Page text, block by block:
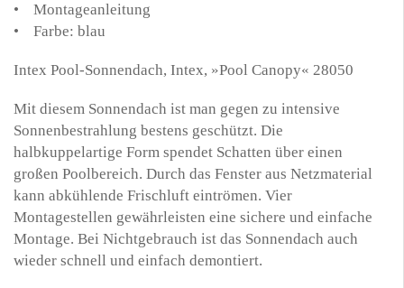
• Montageanleitung
• Farbe: blau
Intex Pool-Sonnendach, Intex, »Pool Canopy« 28050
Mit diesem Sonnendach ist man gegen zu intensive
Sonnenbestrahlung bestens geschützt. Die
halbkuppelartige Form spendet Schatten über einen
großen Poolbereich. Durch das Fenster aus Netzmaterial
kann abkühlende Frischluft eintrömen. Vier
Montagestellen gewährleisten eine sichere und einfache
Montage. Bei Nichtgebrauch ist das Sonnendach auch
wieder schnell und einfach demontiert.